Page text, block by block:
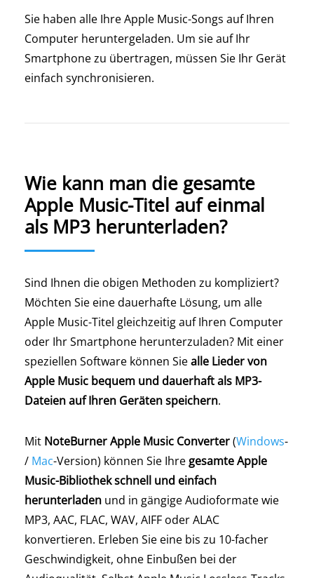
Sie haben alle Ihre Apple Music-Songs auf Ihren
Computer heruntergeladen. Um sie auf Ihr
Smartphone zu übertragen, müssen Sie Ihr Gerät
einfach synchronisieren.
Wie kann man die gesamte
Apple Music-Titel auf einmal
als MP3 herunterladen?
Sind Ihnen die obigen Methoden zu kompliziert?
Möchten Sie eine dauerhafte Lösung, um alle
Apple Music-Titel gleichzeitig auf Ihren Computer
oder Ihr Smartphone herunterzuladen? Mit einer
speziellen Software können Siealle Lieder von
Apple Music bequem und dauerhaft als MP3-
Dateien auf Ihren Geräten speichern.
Mit NoteBurner Apple Music Converter(Windows-
/ Mac-Version) können Sie Ihre gesamte Apple
Music-Bibliothek schnell und einfach
herunterladen und in gängige Audioformate wie
MP3, AAC, FLAC, WAV, AIFF oder ALAC
konvertieren. Erleben Sie eine bis zu 10-facher
Geschwindigkeit, ohne Einbußen bei der